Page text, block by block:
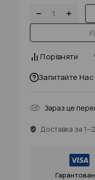
Порівняти
Запитайте Нас
Зараз це
Доставка за 1–2